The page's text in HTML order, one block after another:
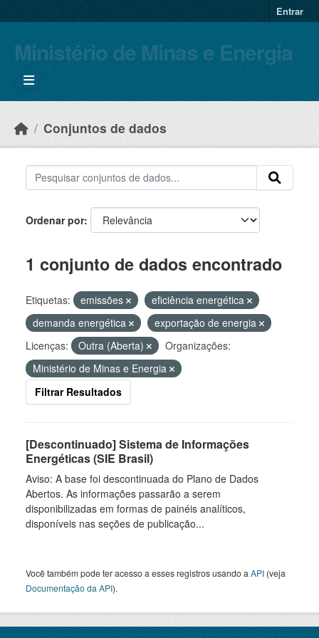
Entrar
Ministério de Minas e Energia
Conjuntos de dados
Ordenar por
1 conjunto de dados encontrado
Etiquetas: emissões
eficiência energética
demanda energética
exportação de energia
Licenças:
Outra (Aberta)
Organizações:
Ministério de Minas e Energia
Filtrar Resultados
[Descontinuado] Sistema de Informações
Energéticas (SIE Brasil)
Aviso: A base foi descontinuada do Plano de Dados
Abertos. As informações passarão a serem
disponibilizadas em formas de painéis analíticos,
disponíveis nas seções de publicação...
Você também pode ter acesso a esses registros usando a API (veja
Documentação da API).